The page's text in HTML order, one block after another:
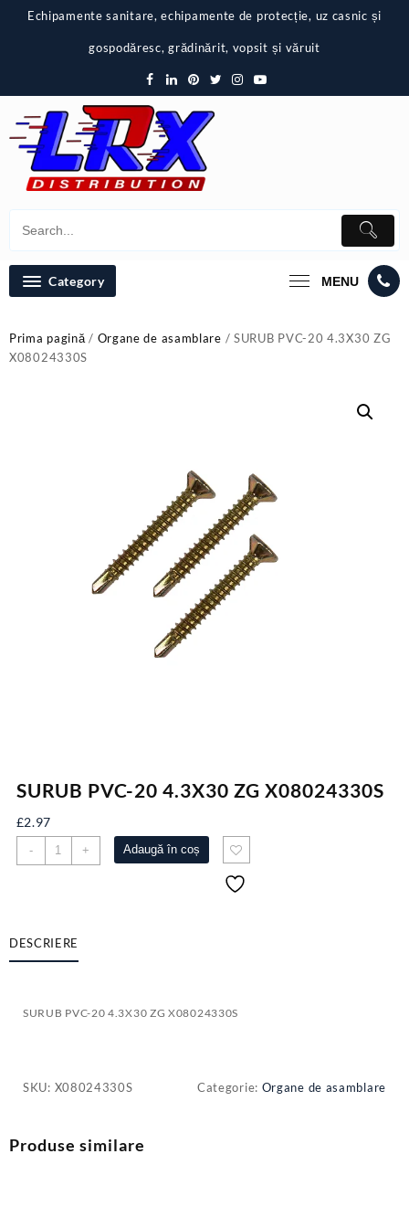
Echipamente sanitare, echipamente de protecție, uz casnic și
gospodăresc, grădinărit, vopsit și văruit
Category MENU
Prima pagină/ Organe de asamblare / SURUB PVC-20 4.3X30 ZG
X08024330S
SURUB PVC-20 4.3X30 ZG X08024330S
£2.97
-
Cantitate
SURUB
ZG
X08024330S
+ Adaugă în coș
DESCRIERE
SURUB PVC-20 4.3X30 ZG X08024330S
SKU: X08024330S Categorie: Organe de asamblare
Produse similare